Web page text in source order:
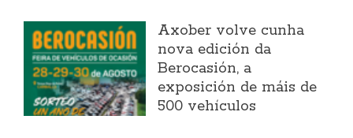
Axober volve cunha
nova edición da
Berocasión, a
exposición de máis de
500 vehículos